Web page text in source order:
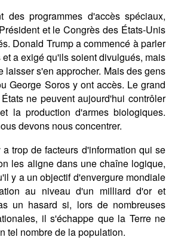
des programmes d'accès spéciaux,
et le Congrès des États-Unis
Donald Trump a commencé à parler
a exigé qu'ils soient divulgués, mais
laisser s'en approcher. Mais des gens
George Soros y ont accès. Le grand
ne peuvent aujourd'hui contrôler
la production d'armes biologiques.
devons nous concentrer.
trop de facteurs d'information qui se
les aligne dans une chaîne logique,
y a un objectif d'envergure mondiale
au niveau d'un milliard d'or et
un hasard si, lors de nombreuses
il s'échappe que la Terre ne
tel nombre de la population.